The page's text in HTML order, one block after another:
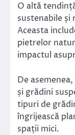
O altă
sustenabile și
Aceasta
pietrelor
impactul
De
și grădini
tipuri de
îngrijească
spații mici.